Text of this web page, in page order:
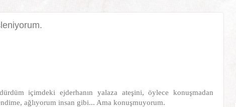
içimdeki ejderhanın yalaza ateşini, öylece konuşmadan
ağlıyorum insan gibi... Ama konuşmuyorum.